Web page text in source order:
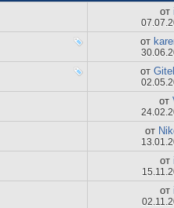
от
от
от
от
от
от
от